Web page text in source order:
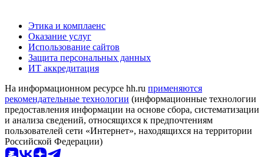
Этика и комплаенс
Оказание услуг
Использование сайтов
Защита персональных данных
ИТ аккредитация
На информационном ресурсе hh.ru применяются
рекомендательные технологии (информационные технологии
предоставления информации на основе сбора, систематизации
и анализа сведений, относящихся к предпочтениям
пользователей сети «Интернет», находящихся на территории
Российской Федерации)